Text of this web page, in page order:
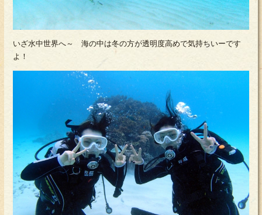
いざ水中世界へ～ 海の中は冬の方が透明度高めで気持ちいーです
よ！